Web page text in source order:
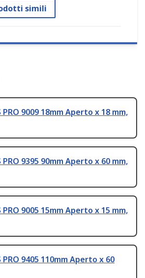
simili
PRO 9009 18mm Aperto x 18 mm,
PRO 9395 90mm Aperto x 60 mm,
PRO 9005 15mm Aperto x 15 mm,
PRO 9405 110mm Aperto x 60